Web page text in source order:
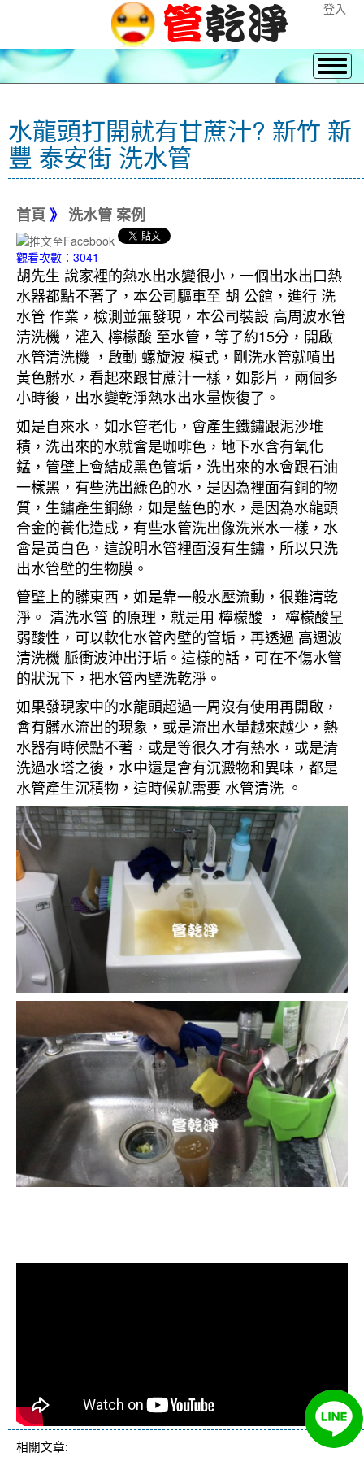
登入
水龍頭打開就有甘蔗汁? 新竹 新
豐 泰安街 洗水管
首頁 》 洗水管 案例
觀看次數：3041
胡先生 說家裡的熱水出水變很小，一個出水出口熱
水器都點不著了，本公司驅車至 胡 公館，進行 洗
水管 作業，檢測並無發現，本公司裝設 高周波水管
清洗機，灌入 檸檬酸 至水管，等了約15分，開啟
水管清洗機 ，啟動 螺旋波 模式，剛洗水管就噴出
黃色髒水，看起來跟甘蔗汁一樣，如影片，兩個多
小時後，出水變乾淨熱水出水量恢復了。
如是自來水，如水管老化，會產生鐵鏽跟泥沙堆
積，洗出來的水就會是咖啡色，地下水含有氧化
錳，管壁上會結成黑色管垢，洗出來的水會跟石油
一樣黑，有些洗出綠色的水，是因為裡面有銅的物
質，生鏽產生銅綠，如是藍色的水，是因為水龍頭
合金的養化造成，有些水管洗出像洗米水一樣，水
會是黃白色，這說明水管裡面沒有生鏽，所以只洗
出水管壁的生物膜。
管壁上的髒東西，如是靠一般水壓流動，很難清乾
淨。 清洗水管 的原理，就是用 檸檬酸 ， 檸檬酸呈
弱酸性，可以軟化水管內壁的管垢，再透過 高週波
清洗機 脈衝波沖出汙垢。這樣的話，可在不傷水管
的狀況下，把水管內壁洗乾淨。
如果發現家中的水龍頭超過一周沒有使用再開啟，
會有髒水流出的現象，或是流出水量越來越少，熱
水器有時候點不著，或是等很久才有熱水，或是清
洗過水塔之後，水中還是會有沉澱物和異味，都是
水管產生沉積物，這時候就需要 水管清洗 。
相關文章: